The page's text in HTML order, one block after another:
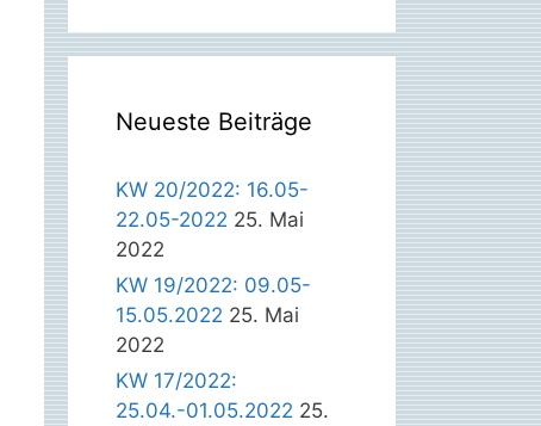
Neueste Beiträge
KW 20/2022: 16.05-
22.05-2022 25. Mai
2022
KW 19/2022: 09.05-
15.05.2022 25. Mai
2022
KW 17/2022:
25.04.-01.05.2022 25.